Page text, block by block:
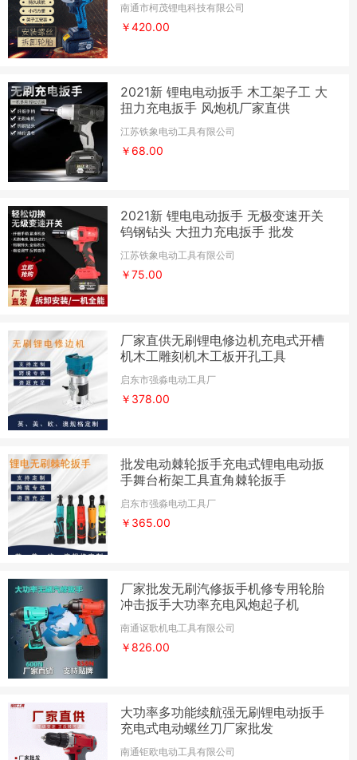
南通市柯茂锂电科技有限公司
￥420.00
2021新 锂电电动扳手 木工架子工 大
扭力充电扳手 风炮机厂家直供
江苏铁象电动工具有限公司
￥68.00
2021新 锂电电动扳手 无极变速开关
钨钢钻头 大扭力充电扳手 批发
江苏铁象电动工具有限公司
￥75.00
厂家直供无刷锂电修边机充电式开槽
机木工雕刻机木工板开孔工具
启东市强淼电动工具厂
￥378.00
批发电动棘轮扳手充电式锂电电动扳
手舞台桁架工具直角棘轮扳手
启东市强淼电动工具厂
￥365.00
厂家批发无刷汽修扳手机修专用轮胎
冲击扳手大功率充电风炮起子机
南通讴歌机电工具有限公司
￥826.00
大功率多功能续航强无刷锂电动扳手
充电式电动螺丝刀厂家批发
南通钜欧电动工具有限公司